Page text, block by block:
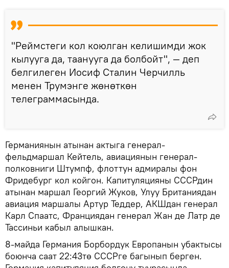
"Реймстеги кол коюлган келишимди жок
кылууга да, таанууга да болбойт", — деп
белгилеген Иосиф Сталин Черчилль
менен Трумэнге жөнөткөн
телеграммасында.
Германиянын атынан актыга генерал-
фельдмаршал Кейтель, авиациянын генерал-
полковниги Штумпф, флоттун адмиралы фон
Фридебург кол койгон. Капитуляцияны СССРдин
атынан маршал Георгий Жуков, Улуу Британиядан
авиация маршалы Артур Теддер, АКШдан генерал
Карл Спаатс, Франциядан генерал Жан де Латр де
Тассиньи кабыл алышкан.
8-майда Германия Борбордук Европанын убактысы
боюнча саат 22:43тө СССРге багынып берген.